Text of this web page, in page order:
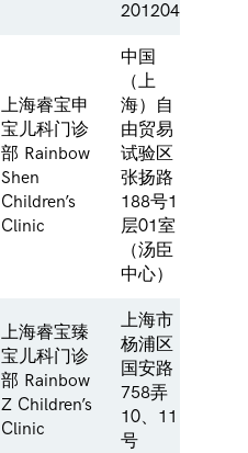
201204
上海睿宝申
宝儿科门诊
部 Rainbow
Shen
Children’s
Clinic
中国
（上
海）自
由贸易
试验区
张扬路
188号1
层01室
（汤臣
中心）
上海睿宝臻
宝儿科门诊
部 Rainbow
Z Children’s
Clinic
上海市
杨浦区
国安路
758弄
10、11
号